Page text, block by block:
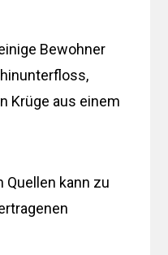
Bewohner
Krüge aus einem
Quellen kann zu